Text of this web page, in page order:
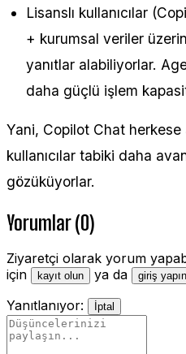
Lisanslı kullanıcılar
+ kurumsal veriler
yanıtlar alabiliyorlar.
daha güçlü işlem
Yani, Copilot Chat herkese
kullanıcılar tabiki daha
gözüküyorlar.
Yorumlar (0)
Ziyaretçi olarak yorum
için
kayıt olun ya da giriş yapın
Yanıtlanıyor:
İptal